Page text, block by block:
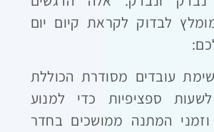
לבדוק לקראת קיום יום
עובדים מסודרת הכוללת
ספציפיות כדי למנוע
וזמני המתנה ממושכים בחדר